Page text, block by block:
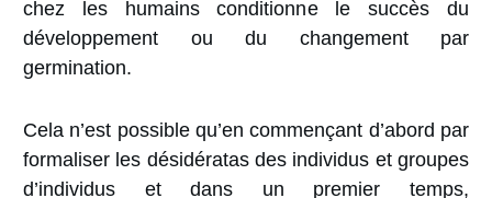
chez les humains conditionne le succès du
développement ou du changement par
germination.
Cela n’est possible qu’en commençant d’abord par
formaliser les désidératas des individus et groupes
d’individus et dans un premier temps,